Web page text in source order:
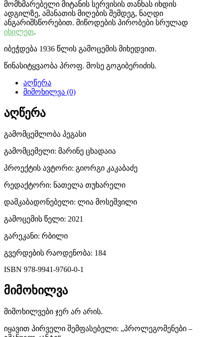
heuer
monaco
replica
draws
thousands
of
online
surfers.
completely
unique
charm
is
the
features
of
cheap
replica
tag
მომხმარებელი მიტანის სერვისის თანხას იხდის
ადგილზე, ამანათის მიღების შემდეგ, ნაღდი
ანგარიშსწორებით. მიწოდების პირობები სრულად
იხილეთ.
იბეჭდება 1936 წლის გამოცემის მიხედვით.
წინასიტყვაობა პროფ. მოსე გოგიბერიძის.
აღწერა
მიმოხილვა (0)
აღწერა
გამომცემლობა პეგასი
გამომცემელი: მარინე ცხადაია
პროექტის ავტორი: გიორგი კაკაბაძე
რედაქტორი: ნათელა თუხარელი
დამკაბადონებელი: ლია მოსეშვილი
გამოცემის წელი: 2021
გარეკანი: რბილი
გვერდების რაოდენობა: 184
ISBN 978-9941-9760-0-1
მიმოხილვა
მიმოხილვები ჯერ არ არის.
იყავით პირველი შემფასებელი: „პროლეგომენები –